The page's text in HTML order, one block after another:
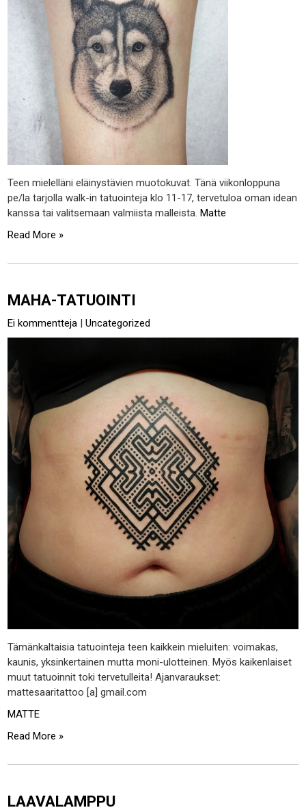
Teen mielelläni eläinystävien muotokuvat. Tänä viikonloppuna
pe/la tarjolla walk-in tatuointeja klo 11-17, tervetuloa oman idean
kanssa tai valitsemaan valmiista malleista.Matte
Read More »
MAHA-TATUOINTI
Ei kommentteja |Uncategorized
Tämänkaltaisia tatuointeja teen kaikkein mieluiten: voimakas,
kaunis, yksinkertainen mutta moni-ulotteinen. Myös kaikenlaiset
muut tatuoinnit toki tervetulleita! Ajanvaraukset:
mattesaaritattoo [a] gmail.com
MATTE
Read More »
LAAVALAMPPU